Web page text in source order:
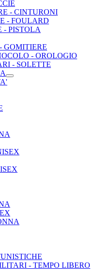
- CINTURONI
- FOULARD
- PISTOLA
GOMITIERE
- OROLOGIO
- SOLETTE
- TEMPO LIBERO